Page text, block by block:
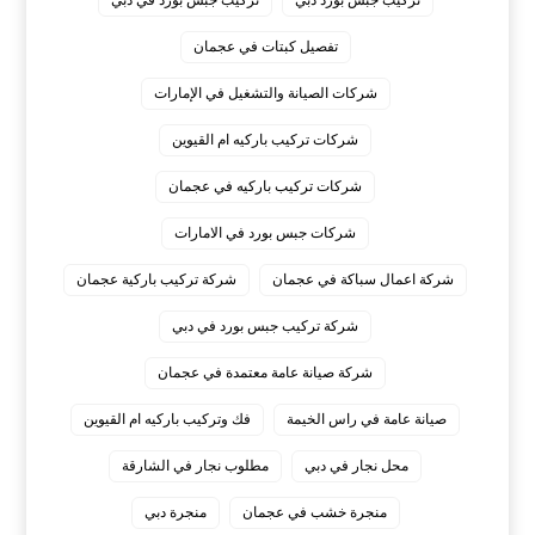
تفصيل كبتات في عجمان
شركات الصيانة والتشغيل في الإمارات
شركات تركيب باركيه ام القيوين
شركات تركيب باركيه في عجمان
شركات جبس بورد في الامارات
شركة اعمال سباكة في عجمان شركة تركيب باركية عجمان
شركة تركيب جبس بورد في دبي
شركة صيانة عامة معتمدة في عجمان
صيانة عامة في راس الخيمة فك وتركيب باركيه ام القيوين
محل نجار في دبي مطلوب نجار في الشارقة
منجرة خشب في عجمان منجرة دبي